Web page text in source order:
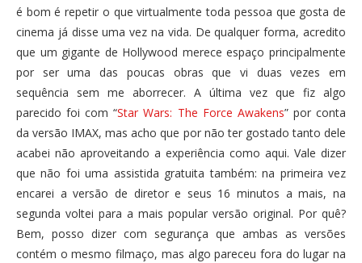
é bom é repetir o que virtualmente toda pessoa que gosta de
cinema já disse uma vez na vida. De qualquer forma, acredito
que um gigante de Hollywood merece espaço principalmente
por ser uma das poucas obras que vi duas vezes em
sequência sem me aborrecer. A última vez que fiz algo
parecido foi com “Star Wars: The Force Awakens” por conta
da versão IMAX, mas acho que por não ter gostado tanto dele
acabei não aproveitando a experiência como aqui. Vale dizer
que não foi uma assistida gratuita também: na primeira vez
encarei a versão de diretor e seus 16 minutos a mais, na
segunda voltei para a mais popular versão original. Por quê?
Bem, posso dizer com segurança que ambas as versões
contém o mesmo filmaço, mas algo pareceu fora do lugar na